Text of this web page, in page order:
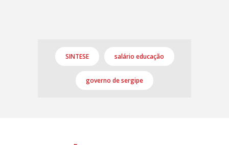
SINTESE salário educação
governo de sergipe